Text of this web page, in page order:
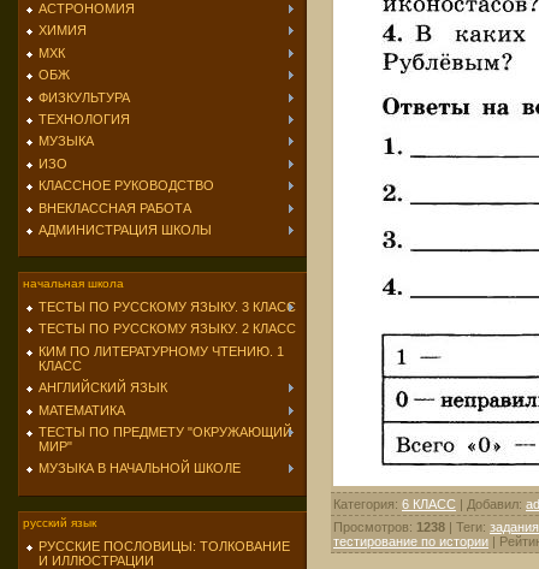
АСТРОНОМИЯ
ХИМИЯ
МХК
ОБЖ
ФИЗКУЛЬТУРА
ТЕХНОЛОГИЯ
МУЗЫКА
ИЗО
КЛАССНОЕ РУКОВОДСТВО
ВНЕКЛАССНАЯ РАБОТА
АДМИНИСТРАЦИЯ ШКОЛЫ
начальная школа
ТЕСТЫ ПО РУССКОМУ ЯЗЫКУ. 3 КЛАСС
ТЕСТЫ ПО РУССКОМУ ЯЗЫКУ. 2 КЛАСС
КИМ ПО ЛИТЕРАТУРНОМУ ЧТЕНИЮ. 1
КЛАСС
АНГЛИЙСКИЙ ЯЗЫК
МАТЕМАТИКА
ТЕСТЫ ПО ПРЕДМЕТУ "ОКРУЖАЮЩИЙ
МИР"
МУЗЫКА В НАЧАЛЬНОЙ ШКОЛЕ
русский язык
РУССКИЕ ПОСЛОВИЦЫ: ТОЛКОВАНИЕ
И ИЛЛЮСТРАЦИИ
Категория: 6 КЛАСС | Добавил:
Просмотров: 1238 | Теги:
тестирование по истории |